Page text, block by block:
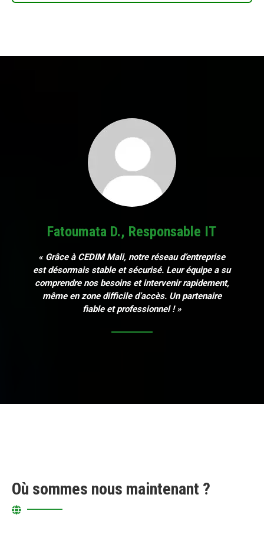
Fatoumata D., Responsable IT
« Grâce à CEDIM Mali, notre réseau d’entreprise
est désormais stable et sécurisé. Leur équipe a su
comprendre nos besoins et intervenir rapidement,
même en zone difficile d’accès. Un partenaire
fiable et professionnel ! »
Où sommes nous maintenant ?